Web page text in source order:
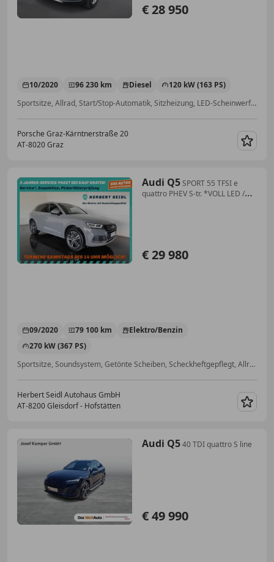
€ 28 950
10/2020 96 230 km Diesel
120 kW (163 PS)
Sportsitze, Allrad, Start/Stop-Automatik, Sitzheizung, LED-Scheinwerfer, Spoiler, Elektrische Heckklappe, Fahrerairbag
Porsche Graz-Kärntnerstraße 20
AT-8020 Graz
Audi Q5SPORT 55 TFSI e
quattro PHEV S-tr. *VOLL LED /
€ 29 980
09/2020 79 100 km
Elektro/Benzin
270 kW (367 PS)
Sportsitze, Soundsystem, Getönte Scheiben, Scheckheftgepflegt, Allrad, Freisprecheinrichtung, Tempomat, ABS
Herbert Seidl Autohaus GmbH
AT-8200 Gleisdorf - Hofstätten
Audi Q540 TDI quattro S line
€ 49 990